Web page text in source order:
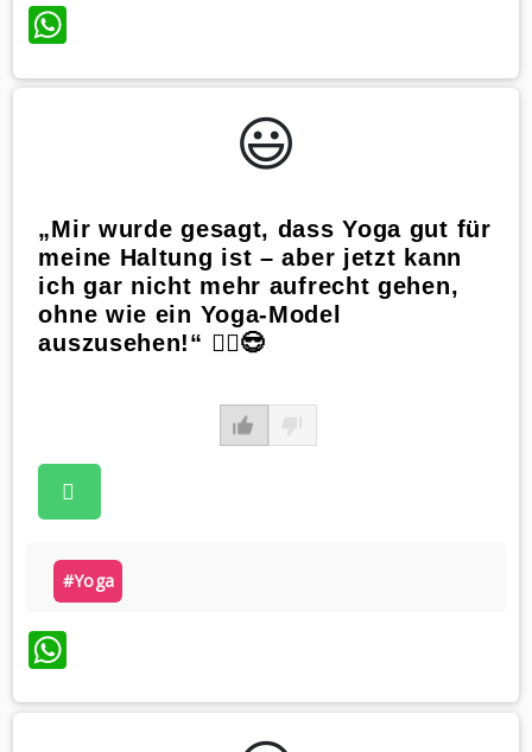
WhatsApp
😃️
„Mir wurde gesagt, dass Yoga gut für
meine Haltung ist – aber jetzt kann
ich gar nicht mehr aufrecht gehen,
ohne wie ein Yoga-Model
auszusehen!“ 🧘‍♂️😎
#yoga
WhatsApp